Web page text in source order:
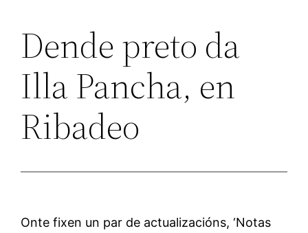
Dende preto da
Illa Pancha, en
Ribadeo
Onte fixen un par de actualizacións, ‘Notas